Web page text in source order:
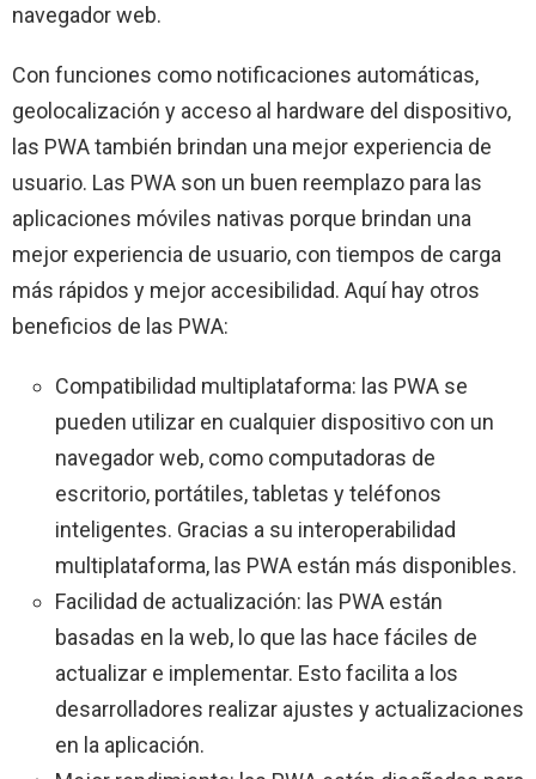
navegador web.
Con funciones como notificaciones automáticas,
geolocalización y acceso al hardware del dispositivo,
las PWA también brindan una mejor experiencia de
usuario. Las PWA son un buen reemplazo para las
aplicaciones móviles nativas porque brindan una
mejor experiencia de usuario, con tiempos de carga
más rápidos y mejor accesibilidad. Aquí hay otros
beneficios de las PWA:
Compatibilidad multiplataforma: las PWA se
pueden utilizar en cualquier dispositivo con un
navegador web, como computadoras de
escritorio, portátiles, tabletas y teléfonos
inteligentes. Gracias a su interoperabilidad
multiplataforma, las PWA están más disponibles.
Facilidad de actualización: las PWA están
basadas en la web, lo que las hace fáciles de
actualizar e implementar. Esto facilita a los
desarrolladores realizar ajustes y actualizaciones
en la aplicación.